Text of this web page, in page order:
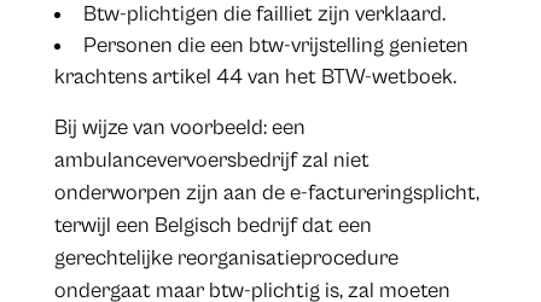
Btw-plichtigen die failliet zijn verklaard.
Personen die een btw-vrijstelling genieten
krachtens artikel 44 van het BTW-wetboek.
Bij wijze van voorbeeld: een
ambulancevervoersbedrijf zal niet
onderworpen zijn aan de e-factureringsplicht,
terwijl een Belgisch bedrijf dat een
gerechtelijke reorganisatieprocedure
ondergaat maar btw-plichtig is, zal moeten